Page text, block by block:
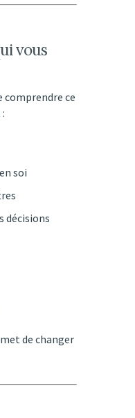
vous
ce
soi
décisions
de changer